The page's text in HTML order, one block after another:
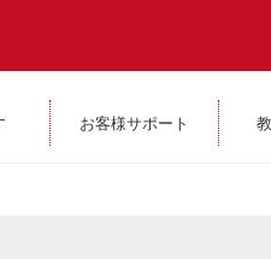
お客様サポート